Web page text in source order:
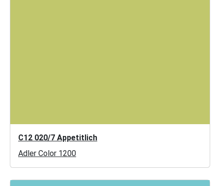
C12 020/7 Appetitlich
Adler Color 1200